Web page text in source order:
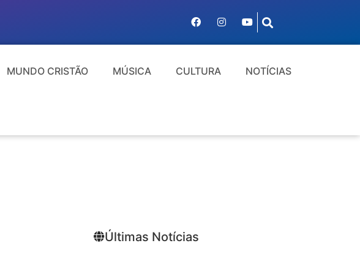
MUNDO CRISTÃO MÚSICA CULTURA NOTÍCIAS
Últimas Notícias